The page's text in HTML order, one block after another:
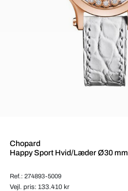
Chopard
Happy Sport Hvid/Læder Ø30 mm
Ref.: 274893-5009
Vejl. pris: 133.410 kr